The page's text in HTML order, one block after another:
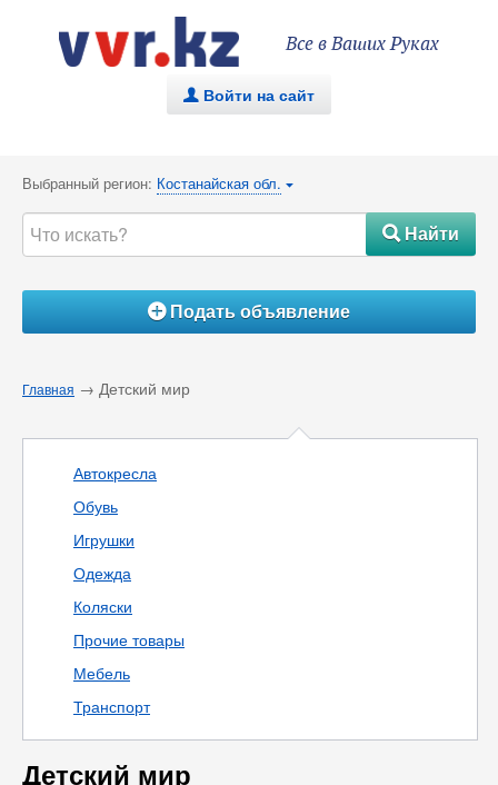
Все в Ваших Руках
. Войти на сайт
Выбранный регион: Костанайская обл. {
#Найти
ÁПодать объявление
Главная → Детский мир
Автокресла
Обувь
Игрушки
Одежда
Коляски
Прочие товары
Мебель
Транспорт
Детский мир